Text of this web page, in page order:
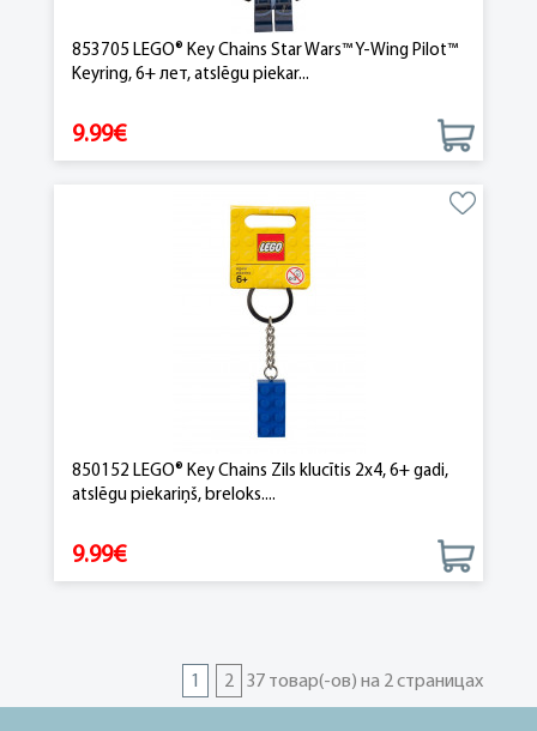
853705 LEGO® Key Chains Star Wars™ Y-Wing Pilot™
Keyring, 6+ лет, atslēgu piekar...
9.99€
850152 LEGO® Key Chains Zils klucītis 2x4, 6+ gadi,
atslēgu piekariņš, breloks....
9.99€
1 2 37 товар(-ов) на 2 страницах